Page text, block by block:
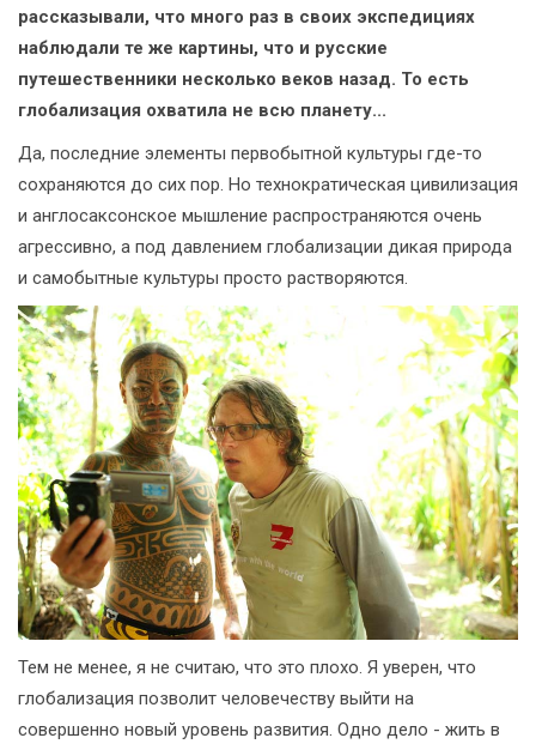
рассказывали, что много раз в своих экспедициях
наблюдали те же картины, что и русские
путешественники несколько веков назад. То есть
глобализация охватила не всю планету...
Да, последние элементы первобытной культуры где-то
сохраняются до сих пор. Но технократическая цивилизация
и англосаксонское мышление распространяются очень
агрессивно, а под давлением глобализации дикая природа
и самобытные культуры просто растворяются.
Тем не менее, я не считаю, что это плохо. Я уверен, что
глобализация позволит человечеству выйти на
совершенно новый уровень развития. Одно дело - жить в